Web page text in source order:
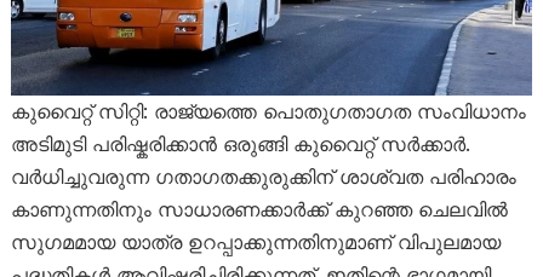
കുവൈറ്റ് സിറ്റി: രാജ്യത്തെ പൊതുഗതാഗത സംവിധാനം
അടിമുടി പരിഷ്കരിക്കാൻ ഒരുങ്ങി കുവൈറ്റ് സർക്കാർ.
വർധിച്ചുവരുന്ന ഗതാഗതക്കുരുക്കിന് ശാശ്വത പരിഹാരം
കാണുന്നതിനും സാധാരണക്കാർക്ക് കുറഞ്ഞ ചെലവിൽ
സുഗമമായ യാത്ര ഉറപ്പാക്കുന്നതിനുമാണ് വിപുലമായ